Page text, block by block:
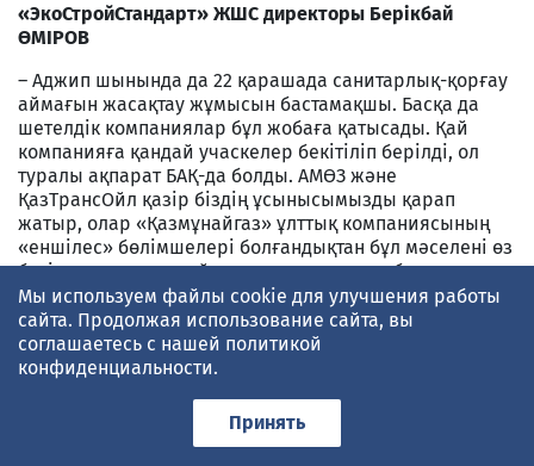
«ЭкоСтройСтандарт» ЖШС директоры Берікбай
ӨМІРОВ
– Аджип шынында да 22 қарашада санитарлық-қорғау
аймағын жасақтау жұмысын бастамақшы. Басқа да
шетелдік компаниялар бұл жобаға қатысады. Қай
компанияға қандай учаскелер бекітіліп берілді, ол
туралы ақпарат БАҚ-да болды. АМӨЗ және
ҚазТрансОйл қазір біздің ұсынысымызды қарап
жатыр, олар «Қазмұнайгаз» ұлттық компаниясының
«еншілес» бөлімшелері болғандықтан бұл мәселені өз
бетінше шеше алмайды, ол мәселе республикалық
деңгейде шешілетін болады. Бізден бұған сәйкес хат
жолданды. Мен жеке өз басым Өміровпен және басқа
да облысты көгалдандыруға өз үлесін қосқысы келетін
мамандармен кездесіп, олардың ойларын талқылағым
іздестірудеміз, біз тіпті, Одақ кезінде жасақталған
әдістермен де танысып көріп жатырмыз. Оның үстіне
Мы используем файлы cookie для улучшения работы
сайта. Продолжая использование сайта, вы
соглашаетесь с нашей политикой
конфиденциальности.
Принять